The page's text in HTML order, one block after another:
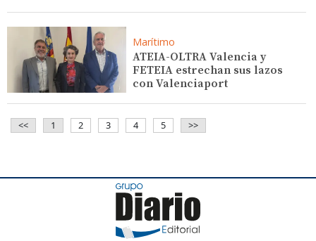
Marítimo
ATEIA-OLTRA Valencia y
FETEIA estrechan sus lazos
con Valenciaport
<< 1 2 3 4 5 >>